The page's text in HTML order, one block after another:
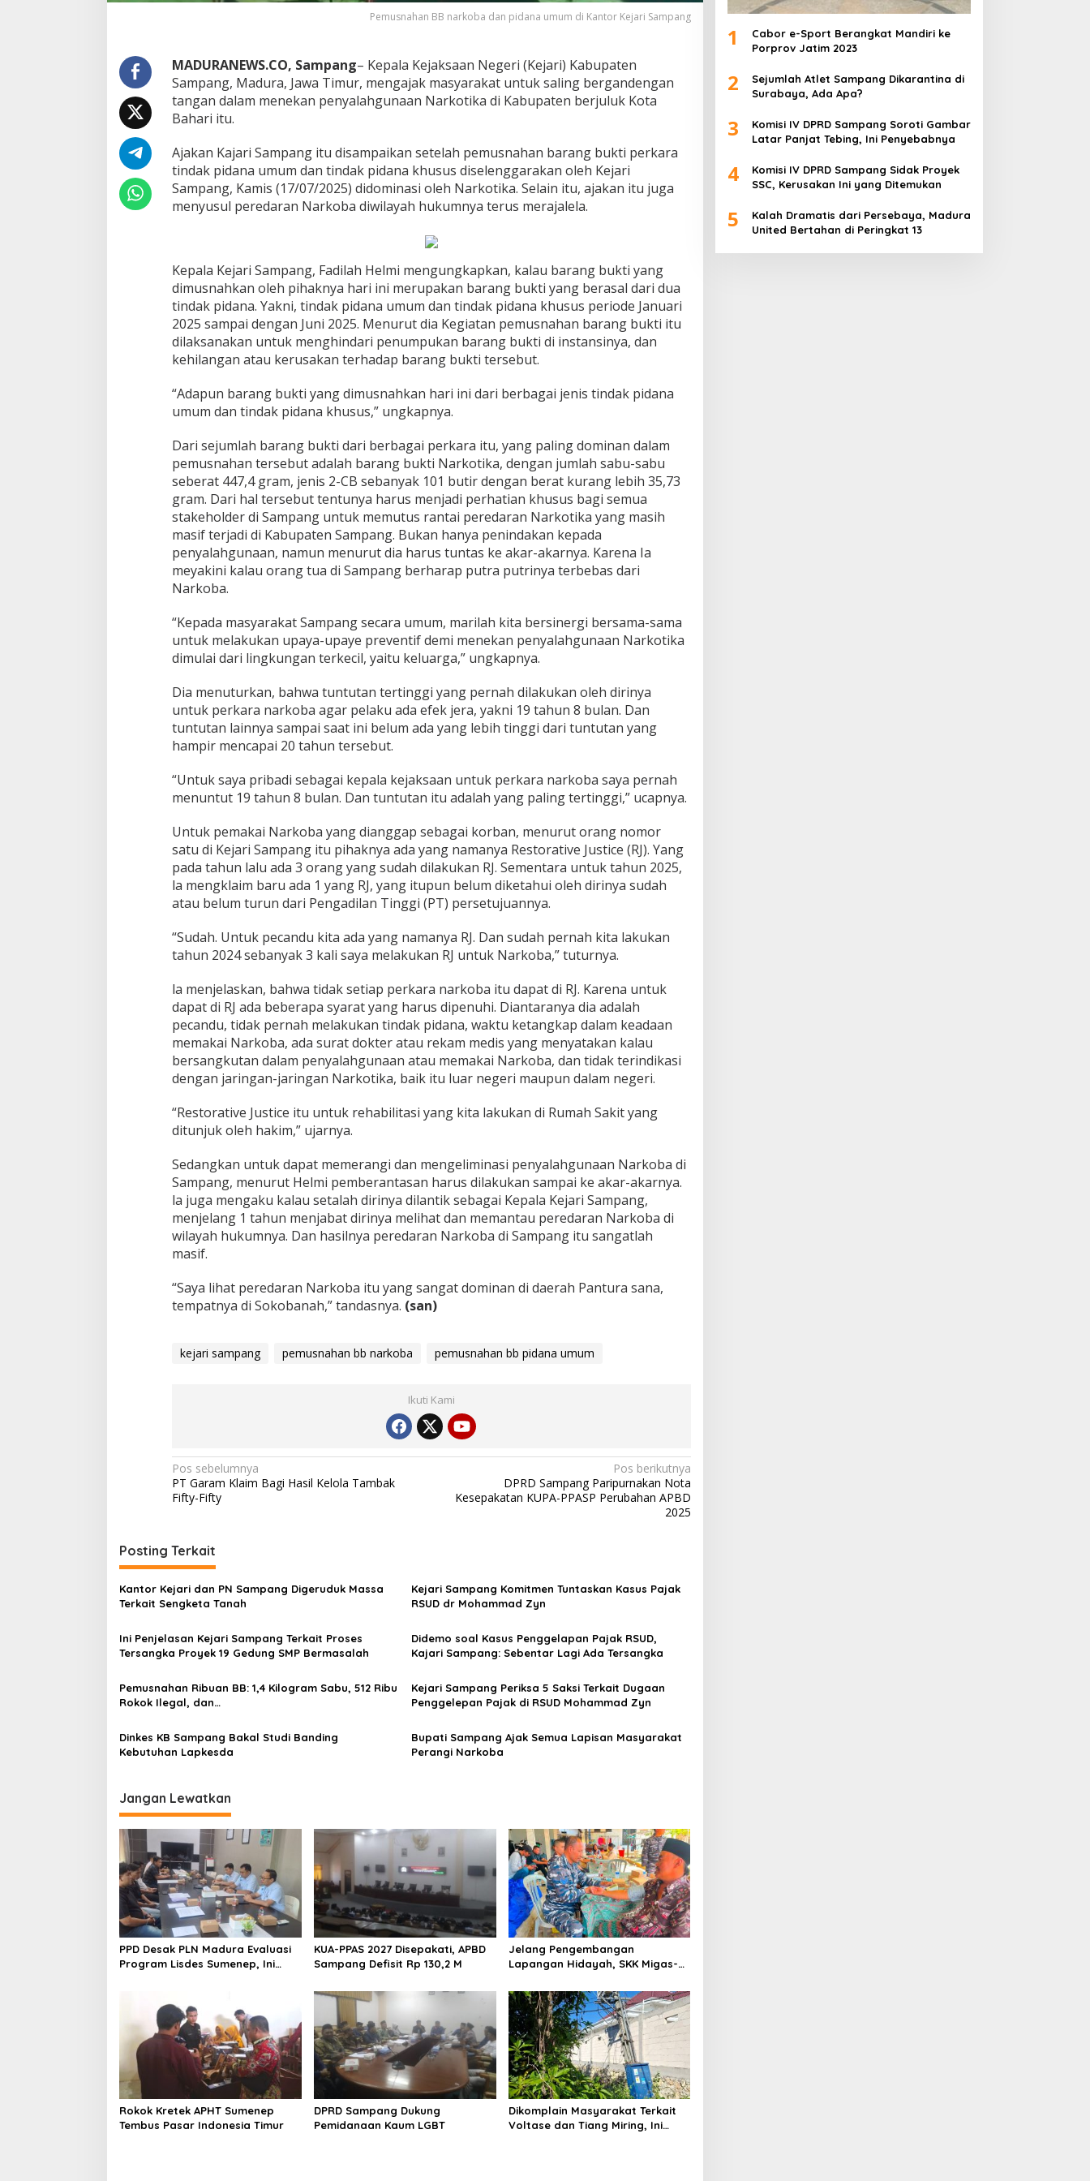
Pemusnahan BB narkoba dan pidana umum di Kantor Kejari Sampang
MADURANEWS.CO, Sampang– Kepala Kejaksaan Negeri (Kejari) Kabupaten
Sampang, Madura, Jawa Timur, mengajak masyarakat untuk saling bergandengan
tangan dalam menekan penyalahgunaan Narkotika di Kabupaten berjuluk Kota
Bahari itu.
Ajakan Kajari Sampang itu disampaikan setelah pemusnahan barang bukti perkara
tindak pidana umum dan tindak pidana khusus diselenggarakan oleh Kejari
Sampang, Kamis (17/07/2025) didominasi oleh Narkotika. Selain itu, ajakan itu juga
menyusul peredaran Narkoba diwilayah hukumnya terus merajalela.
Kepala Kejari Sampang, Fadilah Helmi mengungkapkan, kalau barang bukti yang
dimusnahkan oleh pihaknya hari ini merupakan barang bukti yang berasal dari dua
tindak pidana. Yakni, tindak pidana umum dan tindak pidana khusus periode Januari
2025 sampai dengan Juni 2025. Menurut dia Kegiatan pemusnahan barang bukti itu
dilaksanakan untuk menghindari penumpukan barang bukti di instansinya, dan
kehilangan atau kerusakan terhadap barang bukti tersebut.
“Adapun barang bukti yang dimusnahkan hari ini dari berbagai jenis tindak pidana
umum dan tindak pidana khusus,” ungkapnya.
Dari sejumlah barang bukti dari berbagai perkara itu, yang paling dominan dalam
pemusnahan tersebut adalah barang bukti Narkotika, dengan jumlah sabu-sabu
seberat 447,4 gram, jenis 2-CB sebanyak 101 butir dengan berat kurang lebih 35,73
gram. Dari hal tersebut tentunya harus menjadi perhatian khusus bagi semua
stakeholder di Sampang untuk memutus rantai peredaran Narkotika yang masih
masif terjadi di Kabupaten Sampang. Bukan hanya penindakan kepada
penyalahgunaan, namun menurut dia harus tuntas ke akar-akarnya. Karena Ia
meyakini kalau orang tua di Sampang berharap putra putrinya terbebas dari
Narkoba.
“Kepada masyarakat Sampang secara umum, marilah kita bersinergi bersama-sama
untuk melakukan upaya-upaye preventif demi menekan penyalahgunaan Narkotika
dimulai dari lingkungan terkecil, yaitu keluarga,” ungkapnya.
Dia menuturkan, bahwa tuntutan tertinggi yang pernah dilakukan oleh dirinya
untuk perkara narkoba agar pelaku ada efek jera, yakni 19 tahun 8 bulan. Dan
tuntutan lainnya sampai saat ini belum ada yang lebih tinggi dari tuntutan yang
hampir mencapai 20 tahun tersebut.
“Untuk saya pribadi sebagai kepala kejaksaan untuk perkara narkoba saya pernah
menuntut 19 tahun 8 bulan. Dan tuntutan itu adalah yang paling tertinggi,” ucapnya.
Untuk pemakai Narkoba yang dianggap sebagai korban, menurut orang nomor
satu di Kejari Sampang itu pihaknya ada yang namanya Restorative Justice (RJ). Yang
pada tahun lalu ada 3 orang yang sudah dilakukan RJ. Sementara untuk tahun 2025,
la mengklaim baru ada 1 yang RJ, yang itupun belum diketahui oleh dirinya sudah
atau belum turun dari Pengadilan Tinggi (PT) persetujuannya.
“Sudah. Untuk pecandu kita ada yang namanya RJ. Dan sudah pernah kita lakukan
tahun 2024 sebanyak 3 kali saya melakukan RJ untuk Narkoba,” tuturnya.
la menjelaskan, bahwa tidak setiap perkara narkoba itu dapat di RJ. Karena untuk
dapat di RJ ada beberapa syarat yang harus dipenuhi. Diantaranya dia adalah
pecandu, tidak pernah melakukan tindak pidana, waktu ketangkap dalam keadaan
memakai Narkoba, ada surat dokter atau rekam medis yang menyatakan kalau
bersangkutan dalam penyalahgunaan atau memakai Narkoba, dan tidak terindikasi
dengan jaringan-jaringan Narkotika, baik itu luar negeri maupun dalam negeri.
“Restorative Justice itu untuk rehabilitasi yang kita lakukan di Rumah Sakit yang
ditunjuk oleh hakim,” ujarnya.
Sedangkan untuk dapat memerangi dan mengeliminasi penyalahgunaan Narkoba di
Sampang, menurut Helmi pemberantasan harus dilakukan sampai ke akar-akarnya.
la juga mengaku kalau setalah dirinya dilantik sebagai Kepala Kejari Sampang,
menjelang 1 tahun menjabat dirinya melihat dan memantau peredaran Narkoba di
wilayah hukumnya. Dan hasilnya peredaran Narkoba di Sampang itu sangatlah
masif.
“Saya lihat peredaran Narkoba itu yang sangat dominan di daerah Pantura sana,
tempatnya di Sokobanah,” tandasnya. (san)
kejari sampang pemusnahan bb narkoba pemusnahan bb pidana umum
Ikuti Kami
Navigasi
pos
Pos sebelumnya
PT Garam Klaim Bagi Hasil Kelola Tambak
Fifty-Fifty
Pos berikutnya
DPRD Sampang Paripurnakan Nota
Kesepakatan KUPA-PPASP Perubahan APBD
2025
Posting Terkait
Kantor Kejari dan PN Sampang Digeruduk Massa
Terkait Sengketa Tanah
Kejari Sampang Komitmen Tuntaskan Kasus Pajak
RSUD dr Mohammad Zyn
Ini Penjelasan Kejari Sampang Terkait Proses
Tersangka Proyek 19 Gedung SMP Bermasalah
Didemo soal Kasus Penggelapan Pajak RSUD,
Kajari Sampang: Sebentar Lagi Ada Tersangka
Pemusnahan Ribuan BB: 1,4 Kilogram Sabu, 512 Ribu
Rokok Ilegal, dan…
Kejari Sampang Periksa 5 Saksi Terkait Dugaan
Penggelepan Pajak di RSUD Mohammad Zyn
Dinkes KB Sampang Bakal Studi Banding
Kebutuhan Lapkesda
Bupati Sampang Ajak Semua Lapisan Masyarakat
Perangi Narkoba
Jangan Lewatkan
PPD Desak PLN Madura Evaluasi
Program Lisdes Sumenep, Ini
KUA-PPAS 2027 Disepakati, APBD
Sampang Defisit Rp 130,2 M
Jelang Pengembangan
Lapangan Hidayah, SKK Migas-
Sinergi dengan Nelayan
Sampang
Rokok Kretek APHT Sumenep
Tembus Pasar Indonesia Timur
DPRD Sampang Dukung
Pemidanaan Kaum LGBT
Dikomplain Masyarakat Terkait
Voltase dan Tiang Miring, Ini
1
Cabor e-Sport Berangkat Mandiri ke
Porprov Jatim 2023
2
Sejumlah Atlet Sampang Dikarantina di
Surabaya, Ada Apa?
3
Komisi IV DPRD Sampang Soroti Gambar
Latar Panjat Tebing, Ini Penyebabnya
4
Komisi IV DPRD Sampang Sidak Proyek
SSC, Kerusakan Ini yang Ditemukan
5
Kalah Dramatis dari Persebaya, Madura
United Bertahan di Peringkat 13